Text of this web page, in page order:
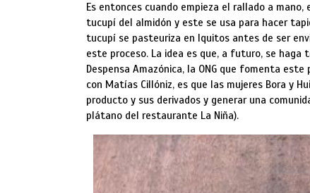
Es entonces cuando empieza el rallado a
tucupí del almidón y este se usa para hacer
tucupí se pasteuriza en Iquitos antes de ser
este proceso. La idea es que, a futuro, se haga
Despensa Amazónica, la ONG que fomenta
con Matías Cillóniz, es que las mujeres Bora y
producto y sus derivados y generar una
plátano del restaurante La Niña).